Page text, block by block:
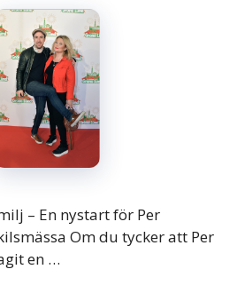
– En nystart för Per
Om du tycker att Per
en …